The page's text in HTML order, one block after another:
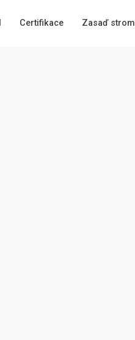
Certifikace Zasaď strom